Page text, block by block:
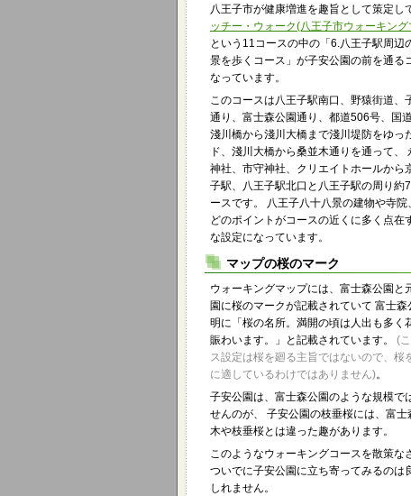
八王子市が健康増進を趣旨として策定し
ッチー・ウォーク(八王子市ウォーキン
という11コースの中の「6.八王子駅周辺
景を歩くコース」が子安公園の前を通る
なっています。
このコースは八王子駅南口、野猿街道、
通り、富士森公園通り、都道506号、国道
淺川橋から淺川大橋まで淺川堤防をゆっ
ド、淺川大橋から桑並木通りを通って、
神社、市守神社、クリエイトホールから
子駅、八王子駅北口と八王子駅の周り約
ースです。 八王子八十八景の建物や寺院
どのポイントがコースの近くに多く点在
な設定になっています。
マップの桜のマーク
ウォーキングマップには、富士森公園と
園に桜のマークが記載されていて 富士森
明に「桜の名所。満開の頃は人出も多く
賑わいます。」と記載されています。 (
ス設定は桜を廻る主旨ではないので、桜
に適しているわけではありません)。
子安公園は、富士森公園のような規模で
せんのが、 子安公園の枝垂桜には、富士
木や枝垂桜とは違った趣があります。
このようなウォーキングコースを散策な
ついでに子安公園に立ち寄ってみるのは
しれません。